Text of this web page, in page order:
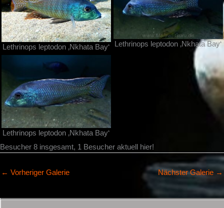
Lethrinops leptodon ‚Nkhata Bay‘ Lethrinops leptodon ‚Nkhata Bay‘
Lethrinops leptodon ‚Nkhata Bay‘
Besucher 8 insgesamt, 1 Besucher aktuell hier!
← Vorheriger Galerie Nächster Galerie →